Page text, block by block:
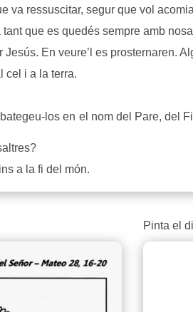
va ressuscitar, segur que vol
que es quedés sempre amb
En veure’l es prosternaren.
cel i a la terra.
los en el nom del Pare, del
a la fi del món.
Pinta el